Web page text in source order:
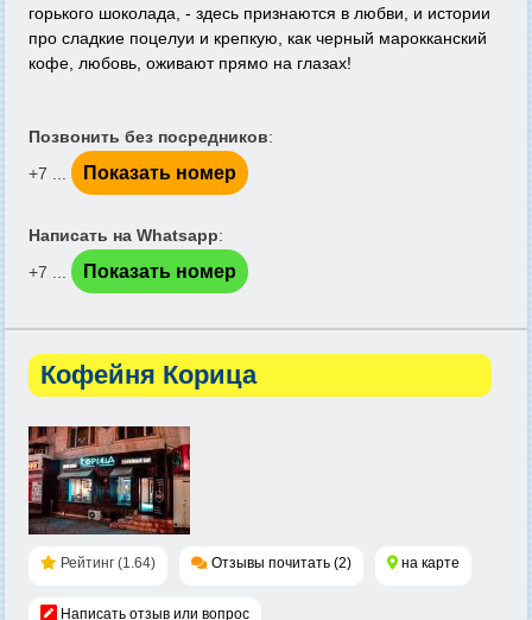
горького шоколада, - здесь признаются в любви, и истории
про сладкие поцелуи и крепкую, как черный марокканский
кофе, любовь, оживают прямо на глазах!
Позвонить без посредников:
+7 ...
Показать номер
Написать на Whatsapp:
+7 ...
Показать номер
Кофейня Корица
Рейтинг (1.64) Отзывы почитать (2) на карте
Написать отзыв или вопрос